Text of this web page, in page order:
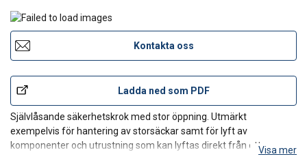
Kontakta oss
Ladda ned som PDF
Självlåsande säkerhetskrok med stor öppning. Utmärkt
exempelvis för hantering av storsäckar samt för lyft av
komponenter och utrustning som kan lyftas direkt från ettVisa mer